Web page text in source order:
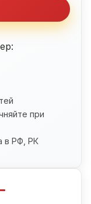
при
в РФ, РК